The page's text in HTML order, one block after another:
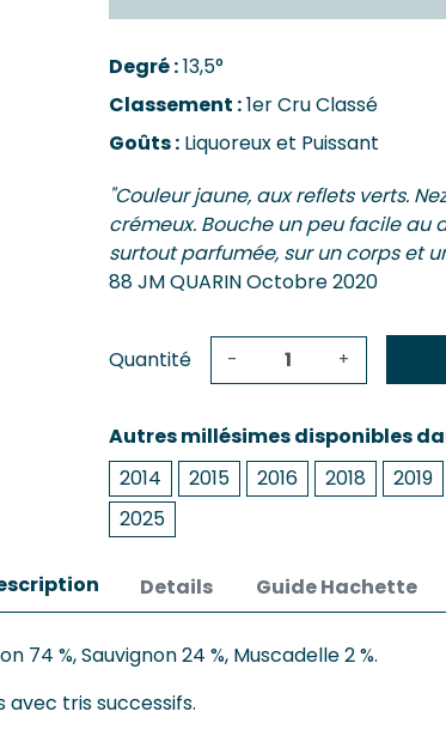
POMEROL ET SATELLITES
Degré :13,5°
Classement :1er Cru Classé
Goûts : Liquoreux et Puissant
"Couleur jaune, aux reflets verts.
crémeux. Bouche un peu facile
surtout parfumée, sur un corps et
88 JM QUARIN Octobre 2020
Quantité - +
Autres millésimes disponibles
2014
2015 2016 2018 2019
2025
Details Guide Hachette
74 %, Sauvignon 24 %, Muscadelle 2 %.
avec tris successifs.